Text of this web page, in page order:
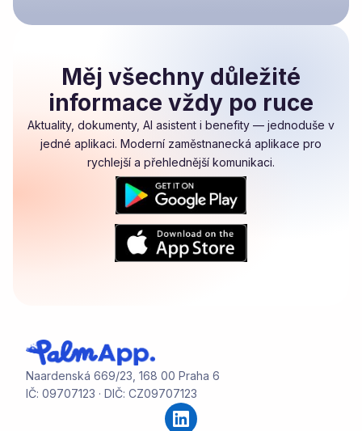
Měj všechny důležité
informace vždy po ruce
Aktuality, dokumenty, AI asistent i benefity — jednoduše v
jedné aplikaci. Moderní zaměstnanecká aplikace pro
rychlejší a přehlednější komunikaci.
Naardenská 669/23, 168 00 Praha 6
IČ: 09707123 · DIČ: CZ09707123